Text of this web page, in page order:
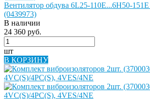
Вентилятор обдува 6L25-110E...6H50-
(0439973)
В наличии
24 360 руб.
шт
В КОРЗИНУ